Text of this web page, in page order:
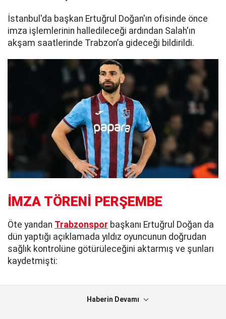
İstanbul'da başkan Ertuğrul Doğan'ın ofisinde önce
imza işlemlerinin halledileceği ardından Salah'ın
akşam saatlerinde Trabzon’a gideceği bildirildi.
İMZA TÖRENİ PERŞEMBE
Öte yandan Trabzonspor başkanı Ertuğrul Doğan da
dün yaptığı açıklamada yıldız oyuncunun doğrudan
sağlık kontrolüne götürüleceğini aktarmış ve şunları
kaydetmişti:
Haberin Devamı